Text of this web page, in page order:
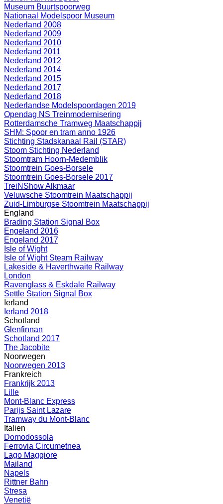
Museum Buurtspoorweg
Nationaal Modelspoor Museum
Nederland 2008
Nederland 2009
Nederland 2010
Nederland 2011
Nederland 2012
Nederland 2014
Nederland 2015
Nederland 2017
Nederland 2018
Nederlandse Modelspoordagen 2019
Opendag NS Treinmodernisering
Rotterdamsche Tramweg Maatschappij
SHM: Spoor en tram anno 1926
Stichting Stadskanaal Rail (STAR)
Stoom Stichting Nederland
Stoomtram Hoorn-Medemblik
Stoomtrein Goes-Borsele
Stoomtrein Goes-Borsele 2017
TreiNShow Alkmaar
Veluwsche Stoomtrein Maatschappij
Zuid-Limburgse Stoomtrein Maatschappij
England
Brading Station Signal Box
Engeland 2016
Engeland 2017
Isle of Wight
Isle of Wight Steam Railway
Lakeside & Haverthwaite Railway
London
Ravenglass & Eskdale Railway
Settle Station Signal Box
Ierland
Ierland 2018
Schotland
Glenfinnan
Schotland 2017
The Jacobite
Noorwegen
Noorwegen 2013
Frankreich
Frankrijk 2013
Lille
Mont-Blanc Express
Parijs Saint Lazare
Tramway du Mont-Blanc
Italien
Domodossola
Ferrovia Circumetnea
Lago Maggiore
Mailand
Napels
Rittner Bahn
Stresa
Venetië